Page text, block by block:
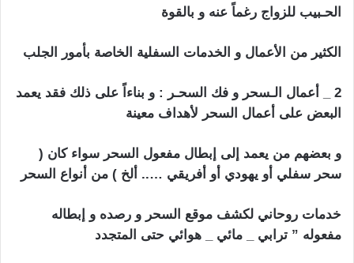
الحـبيب للزواج رغماً عنه و بالقوة
الكثير من الأعمال و الخدمات السفلية الخاصة بأمور الجلب
2 _ أعمال الـسحر و فك السحـر : و بناءاً على ذلك فقد يعمد
البعض على أعمال السحر لأهداف معينة
و بعضهم من يعمد إلى إبطال مفعول السحر سواء كان (
سحر سفلي أو يهودي أو أفريقي ….. ألخ ) من أنواع السحر
خدمات روحاني لكشف موقع السحر و رصده و إبطاله
مفعوله ” ترابي _ مائي _ هوائي حتى المتجدد